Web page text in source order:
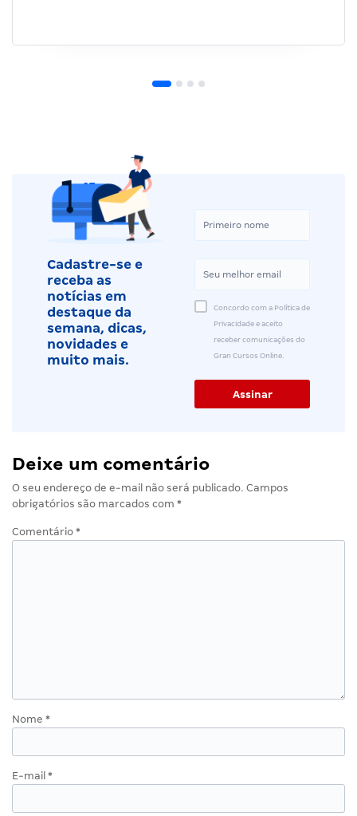
Cadastre-se e
receba as
notícias em
destaque da
semana, dicas,
novidades e
muito mais.
Concordo com a Política de
Privacidade e aceito
receber comunicações do
Gran Cursos Online.
Deixe um comentário
O seu endereço de e-mail não será publicado. Campos
obrigatórios são marcados com *
Comentário *
Nome *
E-mail *